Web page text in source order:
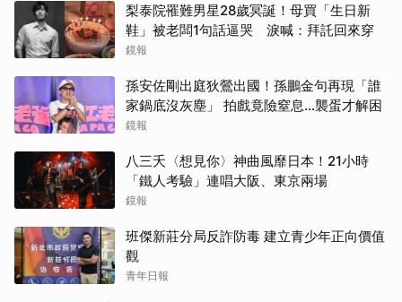
梨泰院罹難男星28歲冥誕！母買「生日新
鞋」被老闆1句話逼哭 淚喊：拜託回來穿
鏡報
孫安佐剛出庭狄鶯出國！孫鵬金句再現「誰
家鍋底沒灰塵」 拍戲竟險窒息…襲蛋才解困
鏡報
八三夭〈想見你〉神曲風靡日本！21小時
「鐵人考驗」連唱大阪、東京兩場
鏡報
班傑新莊分局反詐防毒 建立青少年正向價值
觀
青年日報